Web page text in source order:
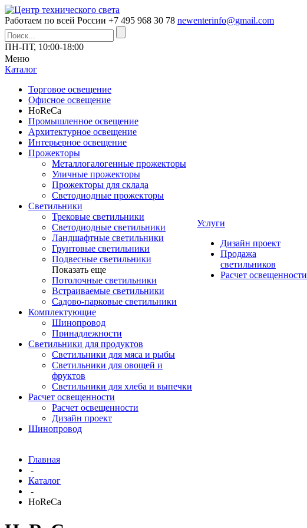
Работаем по всей России +7 495 968 30 78 newenterinfo@gmail.com
ПН-ПТ, 10:00-18:00
Меню
Каталог
Торговое освещение
Офисное освещение
HoReCa
Промышленное освещение
Архитектурное освещение
Интерьерное освещение
Прожекторы
Металлогалогенные прожекторы
Уличные прожекторы
Прожекторы для склада
Светодиодные прожекторы
Светильники
Трековые светильники
Светодиодные светильники
Ландшафтные светильники
Грунтовые светильники
Подвесные светильники
Показать еще
Потолочные светильники
Встраиваемые светильники
Садово-парковые светильники
Комплектующие
Шинопровод
Принадлежности
Светильники для продуктов
Светильники для мяса и рыбы
Светильники для овощей и
фруктов
Светильники для хлеба и выпечки
Расчет освещенности
Расчет освещенности
Дизайн проект
Шинопровод
Услуги
Дизайн проект
Продажа
светильников
Расчет освещенности
Главная
-
Каталог
-
HoReCa